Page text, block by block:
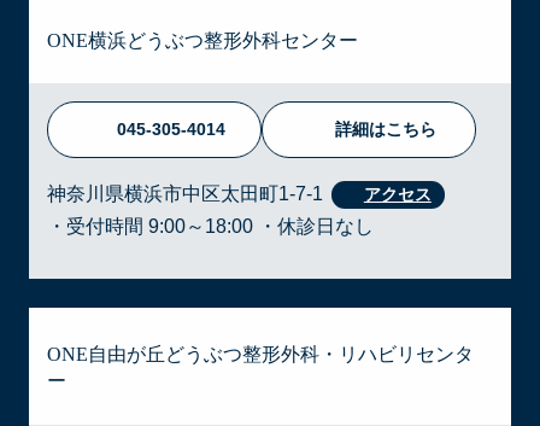
ONE横浜どうぶつ整形外科センター
045-305-4014 詳細はこちら
神奈川県横浜市中区太田町1-7-1
・受付時間 9:00～18:00 ・休診日なし
ONE自由が丘どうぶつ整形外科・リハビリセンタ
ー